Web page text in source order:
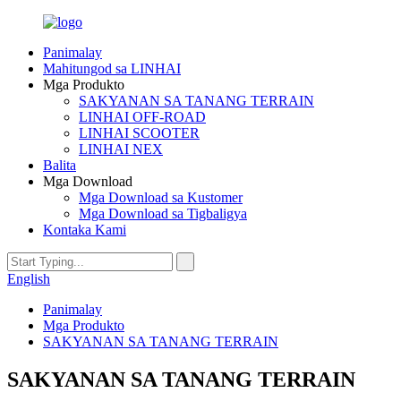
Panimalay
Mahitungod sa LINHAI
Mga Produkto
SAKYANAN SA TANANG TERRAIN
LINHAI OFF-ROAD
LINHAI SCOOTER
LINHAI NEX
Balita
Mga Download
Mga Download sa Kustomer
Mga Download sa Tigbaligya
Kontaka Kami
English
Panimalay
Mga Produkto
SAKYANAN SA TANANG TERRAIN
SAKYANAN SA TANANG TERRAIN